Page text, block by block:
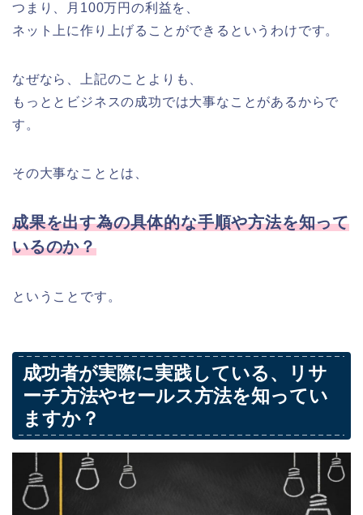
つまり、月100万円の利益を、
ネット上に作り上げることができるというわけです。
なぜなら、上記のことよりも、
もっととビジネスの成功では大事なことがあるからで
す。
その大事なこととは、
成果を出す為の具体的な手順や方法を知って
いるのか？
ということです。
成功者が実際に実践している、リサ
ーチ方法やセールス方法を知ってい
ますか？